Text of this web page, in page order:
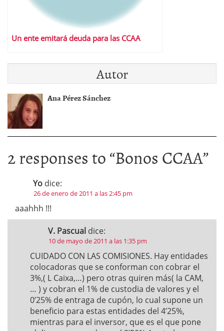
Un ente emitará deuda para las CCAA
Autor
Ana Pérez Sánchez
2 responses to “Bonos CCAA”
Yo dice:
26 de enero de 2011 a las 2:45 pm
aaahhh !!!
V. Pascual dice:
10 de mayo de 2011 a las 1:35 pm
CUIDADO CON LAS COMISIONES. Hay entidades
colocadoras que se conforman con cobrar el
3%,( L Caixa,…) pero otras quiren más( la CAM,
… ) y cobran el 1% de custodia de valores y el
0’25% de entraga de cupón, lo cual supone un
beneficio para estas entidades del 4’25%,
mientras para el inversor, que es el que pone